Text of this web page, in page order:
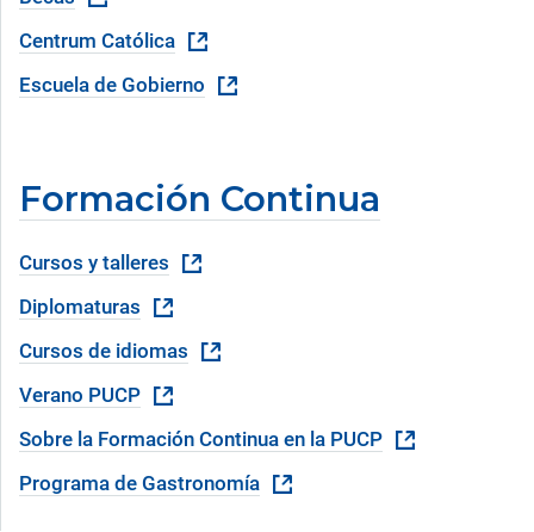
Centrum Católica
Escuela de Gobierno
Formación Continua
Cursos y talleres
Diplomaturas
Cursos de idiomas
Verano PUCP
Sobre la Formación Continua en la PUCP
Programa de Gastronomía